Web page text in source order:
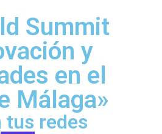
Summit
y
en el
Málaga»
tus redes